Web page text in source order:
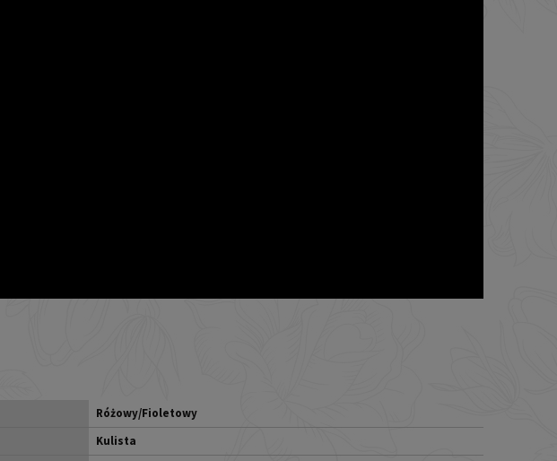
Różowy/Fioletowy
Kulista